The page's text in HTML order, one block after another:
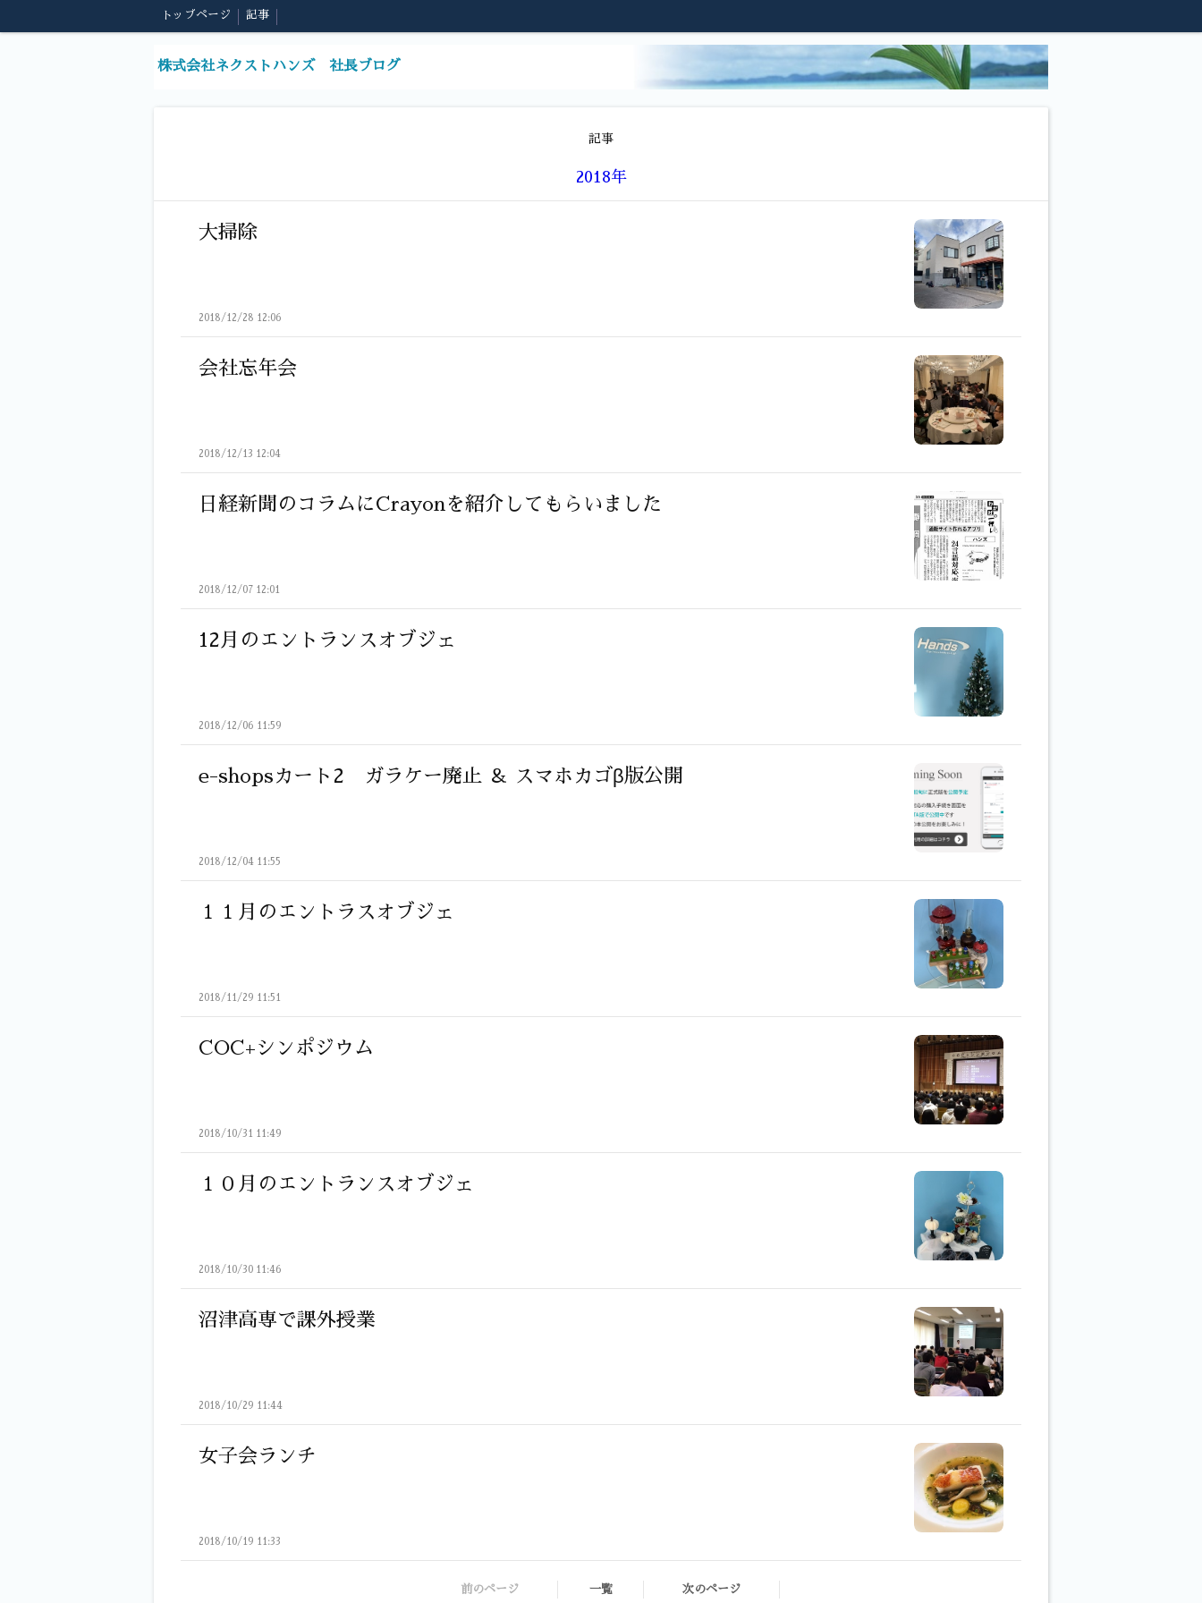
トップページ 記事
株式会社ネクストハンズ 社長ブログ
記事
2018年
大掃除
2018/12/28 12:06
会社忘年会
2018/12/13 12:04
日経新聞のコラムにCrayonを紹介してもらいました
2018/12/07 12:01
12月のエントランスオブジェ
2018/12/06 11:59
e-shopsカート2 ガラケー廃止 ＆ スマホカゴβ版公開
2018/12/04 11:55
１１月のエントラスオブジェ
2018/11/29 11:51
COC+シンポジウム
2018/10/31 11:49
１０月のエントランスオブジェ
2018/10/30 11:46
沼津高専で課外授業
2018/10/29 11:44
女子会ランチ
2018/10/19 11:33
前のページ 一覧 次のページ